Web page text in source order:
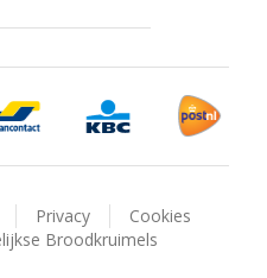
Privacy
Cookies
Broodkruimels